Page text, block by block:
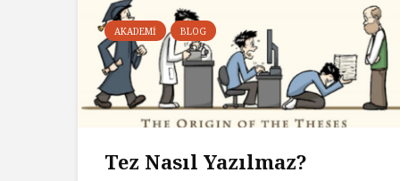
AKADEMI BLOG
Tez Nasıl Yazılmaz?